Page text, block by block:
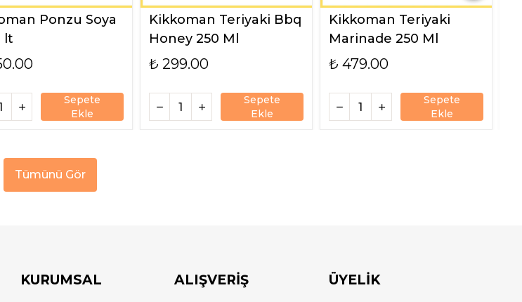
Ponzu Soya
lt
Sepete
Ekle
Kikkoman Teriyaki Bbq
Honey 250 Ml
₺ 299.00
Sepete
Ekle
Kikkoman Teriyaki
Marinade 250 Ml
₺ 479.00
Sepete
Ekle
Tümünü Gör
KURUMSAL ALIŞVERİŞ ÜYELİK